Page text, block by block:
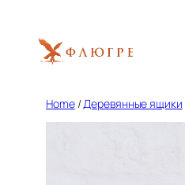
content
Home/Деревянные ящики